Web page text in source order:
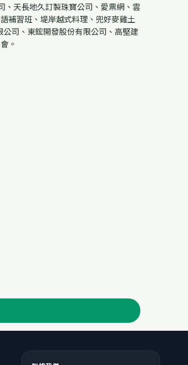
天長地久訂製珠寶公司、愛票網、雲
補習班、堤岸越式料理、兜好麥雞土
司、東鋐開發股份有限公司、高堅建
。